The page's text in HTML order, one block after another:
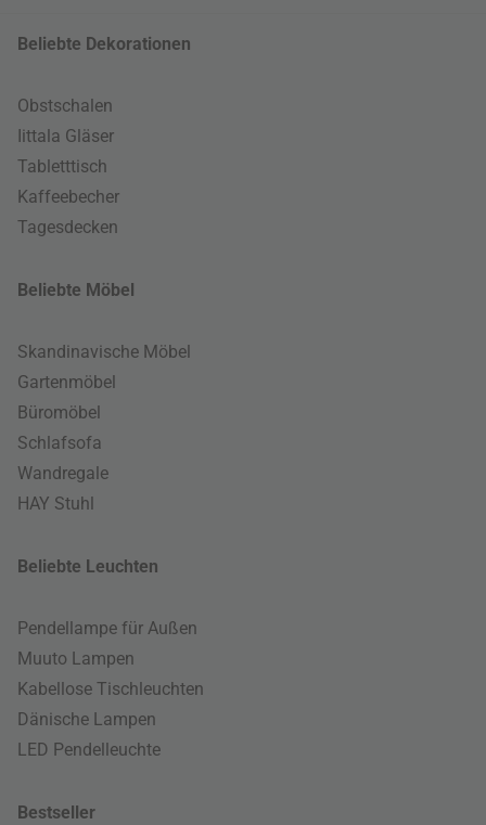
Beliebte Dekorationen
Obstschalen
Iittala Gläser
Tabletttisch
Kaffeebecher
Tagesdecken
Beliebte Möbel
Skandinavische Möbel
Gartenmöbel
Büromöbel
Schlafsofa
Wandregale
HAY Stuhl
Beliebte Leuchten
Pendellampe für Außen
Muuto Lampen
Kabellose Tischleuchten
Dänische Lampen
LED Pendelleuchte
Bestseller